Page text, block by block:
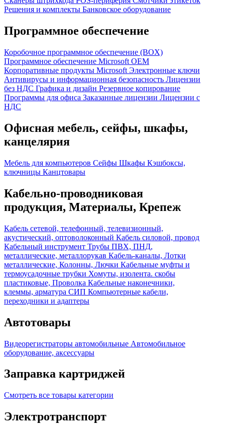
Решения и комплекты Банковское оборудование
Программное обеспечение
Коробочное программное обеспечение (BOX)
Программное обеспечение Microsoft OEM
Корпоративные продукты Microsoft Электронные ключи
Антивирусы и информационная безопасность Лицензии
без НДС Графика и дизайн Резервное копирование
Программы для офиса Заказанные лицензии Лицензии с
НДС
Офисная мебель, сейфы, шкафы,
канцелярия
Мебель для компьютеров Сейфы Шкафы Кэшбоксы,
ключницы Канцтовары
Кабельно-проводниковая
продукция, Материалы, Крепеж
Кабель сетевой, телефонный, телевизионный,
акустический, оптоволоконный Кабель силовой, провод
Кабельный инструмент Трубы ПВХ, ПНД,
металлические, металлорукав Кабель-каналы, Лотки
металлические, Колонны, Лючки Кабельные муфты и
термоусадочные трубки Хомуты, изолента. скобы
пластиковые, Проволка Кабельные наконечники,
клеммы, арматура СИП Компьютерные кабели,
переходники и адаптеры
Автотовары
Видеорегистраторы автомобильные Автомобильное
оборудование, аксессуары
Заправка картриджей
Смотреть все товары категории
Электротранспорт